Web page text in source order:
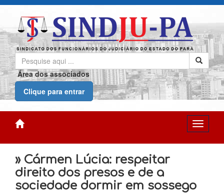
Área dos associados
Clique para entrar
» Cármen Lúcia: respeitar
direito dos presos e de a
sociedade dormir em sossego